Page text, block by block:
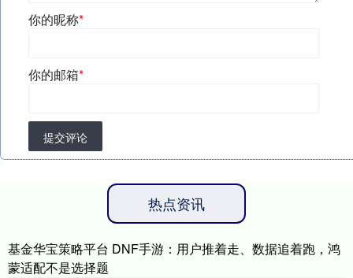
你的昵称*
你的邮箱*
提交评论
热点资讯
基金华宝策略平台 DNF手游：用户推着走、数据追着跑，鸿
蒙适配不是选择题